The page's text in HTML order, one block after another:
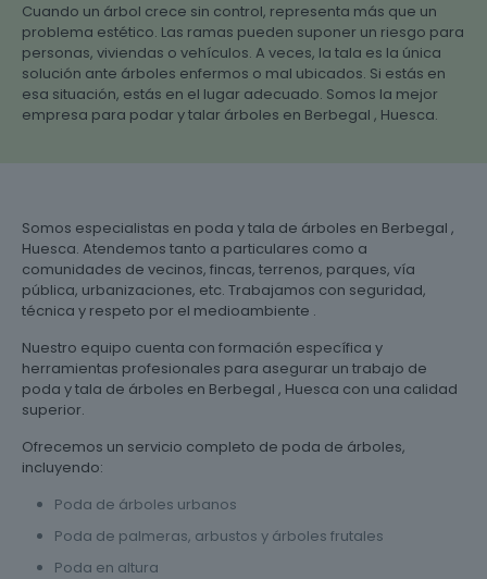
Cuando un árbol crece sin control, representa más que un
problema estético. Las ramas pueden suponer un riesgo para
personas, viviendas o vehículos. A veces, la tala es la única
solución ante árboles enfermos o mal ubicados. Si estás en
esa situación, estás en el lugar adecuado. Somos la mejor
empresa para podar y talar árboles en Berbegal , Huesca.
Somos especialistas en poda y tala de árboles en Berbegal ,
Huesca. Atendemos tanto a particulares como a
comunidades de vecinos, fincas, terrenos, parques, vía
pública, urbanizaciones, etc. Trabajamos con seguridad,
técnica y respeto por el medioambiente .
Nuestro equipo cuenta con formación específica y
herramientas profesionales para asegurar un trabajo de
poda y tala de árboles en Berbegal , Huesca con una calidad
superior.
Ofrecemos un servicio completo de poda de árboles,
incluyendo:
Poda de árboles urbanos
Poda de palmeras, arbustos y árboles frutales
Poda en altura